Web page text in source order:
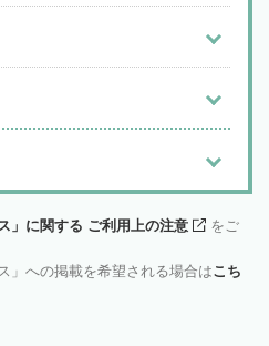
」に関する ご利用上の注意
をご
」への掲載を希望される場合はこち